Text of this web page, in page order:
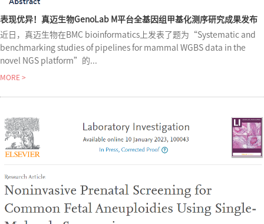
表现优异！真迈生物GenoLab M平台全基因组甲基化测序研究成果发布
近日，真迈生物在BMC bioinformatics上发表了题为“Systematic and
benchmarking studies of pipelines for mammal WGBS data in the
novel NGS platform”的...
MORE >